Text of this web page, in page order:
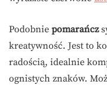
Podobnie pomarańcz
kreatywność. Jest to
radością, idealnie
ognistych znaków.